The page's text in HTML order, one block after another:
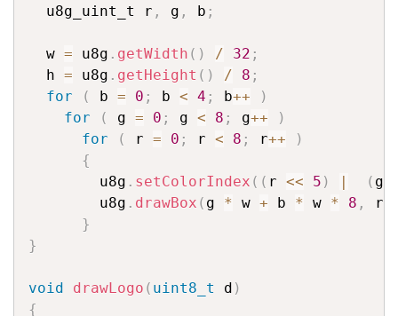
  u8g_uint_t r
, g , b ;
  w
= u8g . getWidth ( ) / 32 ;
  h
= u8g . getHeight ( ) / 8 ;
for
( b = 0 ; b < 4 ; b++
)
for
( g = 0 ; g < 8 ; g++
)
for
( r = 0 ; r < 8 ; r++
)
{
        u8g
. setColorIndex ( ( r << 5 ) | ( g
        u8g
. drawBox ( g * w + b * w * 8 , r
}
}
void drawLogo ( uint8_t d )
{